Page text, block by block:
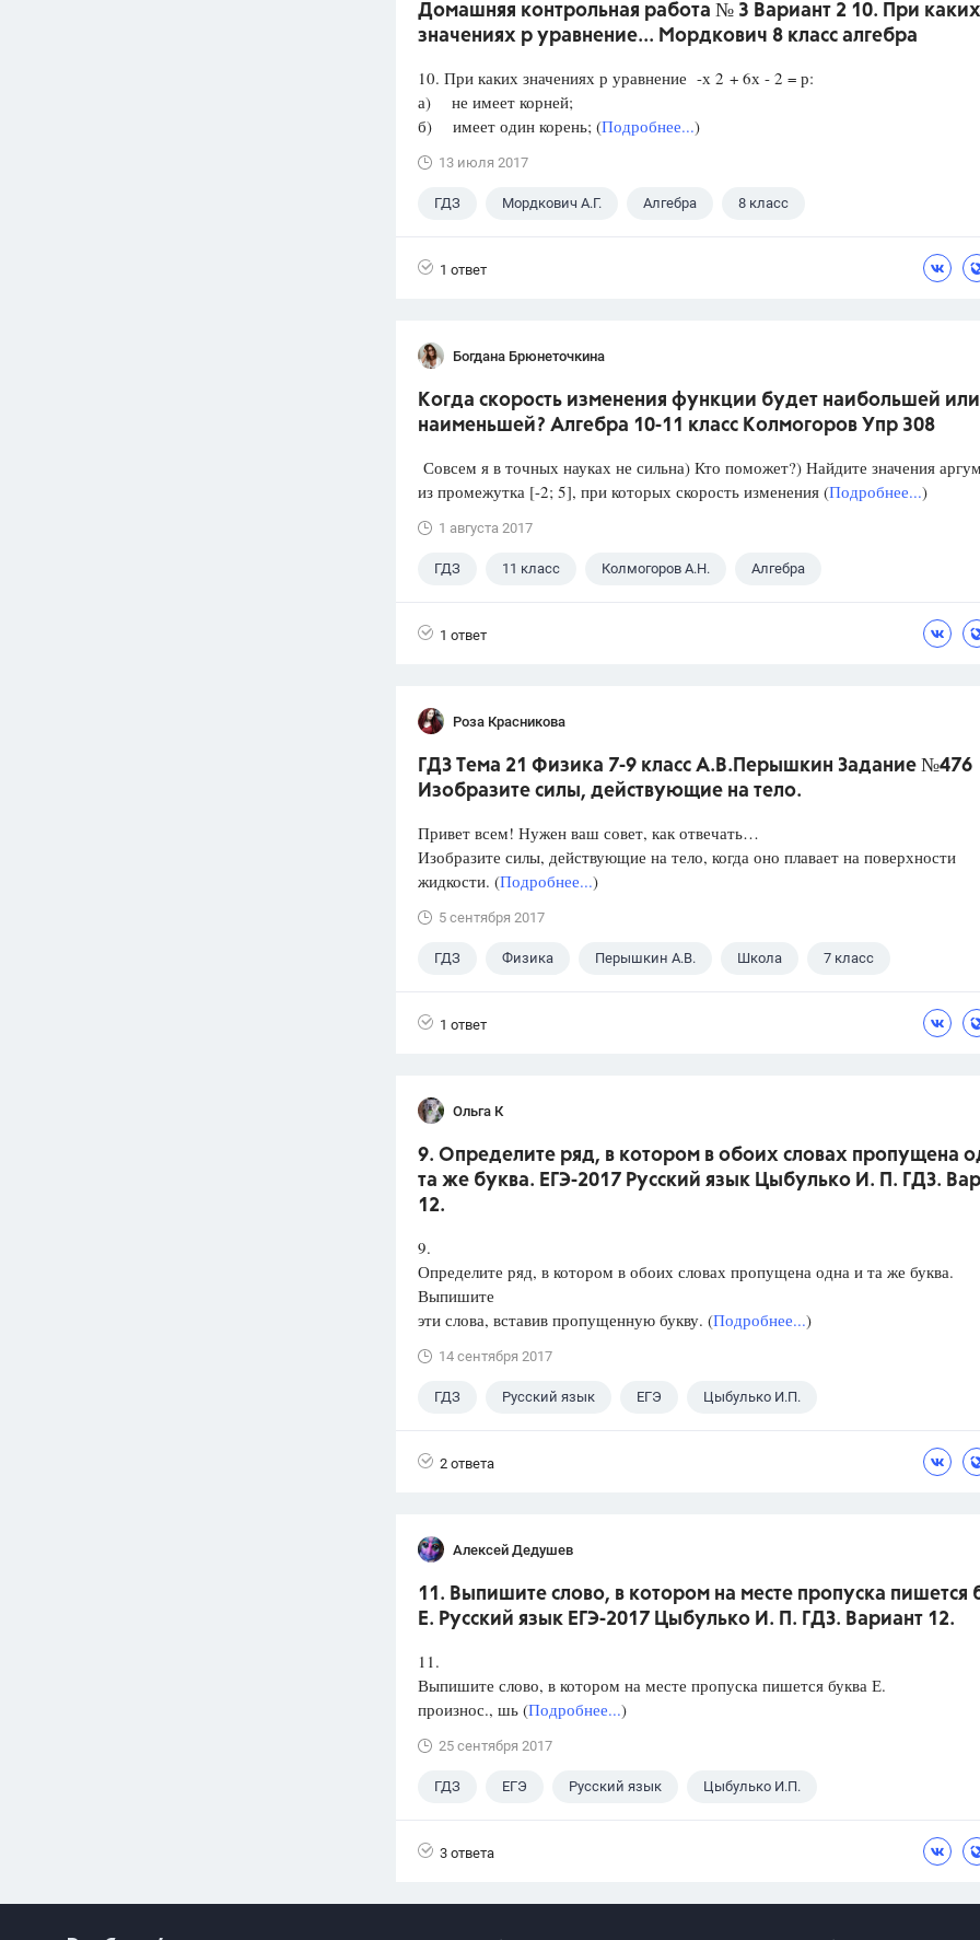
Домашняя контрольная работа № 3 Вариант 2 10. При каких
значениях р уравнение... Мордкович 8 класс алгебра
10. При каких значениях р уравнение -х 2 + 6х - 2 = р:
а) не имеет корней;
б) имеет один корень; (Подробнее...)
13 июля 2017
ГДЗ Мордкович А.Г. Алгебра 8 класс
1 ответ
Богдана Брюнеточкина
Когда скорость изменения функции будет наибольшей или
наименьшей? Алгебра 10-11 класс Колмогоров Упр 308
Совсем я в точных науках не сильна) Кто поможет?) Найдите значения
из промежутка [-2; 5], при которых скорость изменения (Подробнее...)
1 августа 2017
ГДЗ 11 класс Колмогоров А.Н. Алгебра
1 ответ
Роза Красникова
ГДЗ Тема 21 Физика 7-9 класс А.В.Перышкин Задание №476
Изобразите силы, действующие на тело.
Привет всем! Нужен ваш совет, как отвечать…
Изобразите силы, действующие на тело, когда оно плавает на поверхности
жидкости. (Подробнее...)
5 сентября 2017
ГДЗ Физика Перышкин А.В. Школа 7 класс
1 ответ
Ольга К
9. Определите ряд, в котором в обоих словах пропущена
та же буква. ЕГЭ-2017 Русский язык Цыбулько И. П. ГДЗ.
12.
9.
Определите ряд, в котором в обоих словах пропущена одна и та же буква.
Выпишите
эти слова, вставив пропущенную букву. (Подробнее...)
14 сентября 2017
ГДЗ Русский язык ЕГЭ Цыбулько И.П.
2 ответа
Алексей Дедушев
11. Выпишите слово, в котором на месте пропуска пишется
Е. Русский язык ЕГЭ-2017 Цыбулько И. П. ГДЗ. Вариант 12.
11.
Выпишите слово, в котором на месте пропуска пишется буква Е.
произнос., шь (Подробнее...)
25 сентября 2017
ГДЗ ЕГЭ Русский язык Цыбулько И.П.
3 ответа